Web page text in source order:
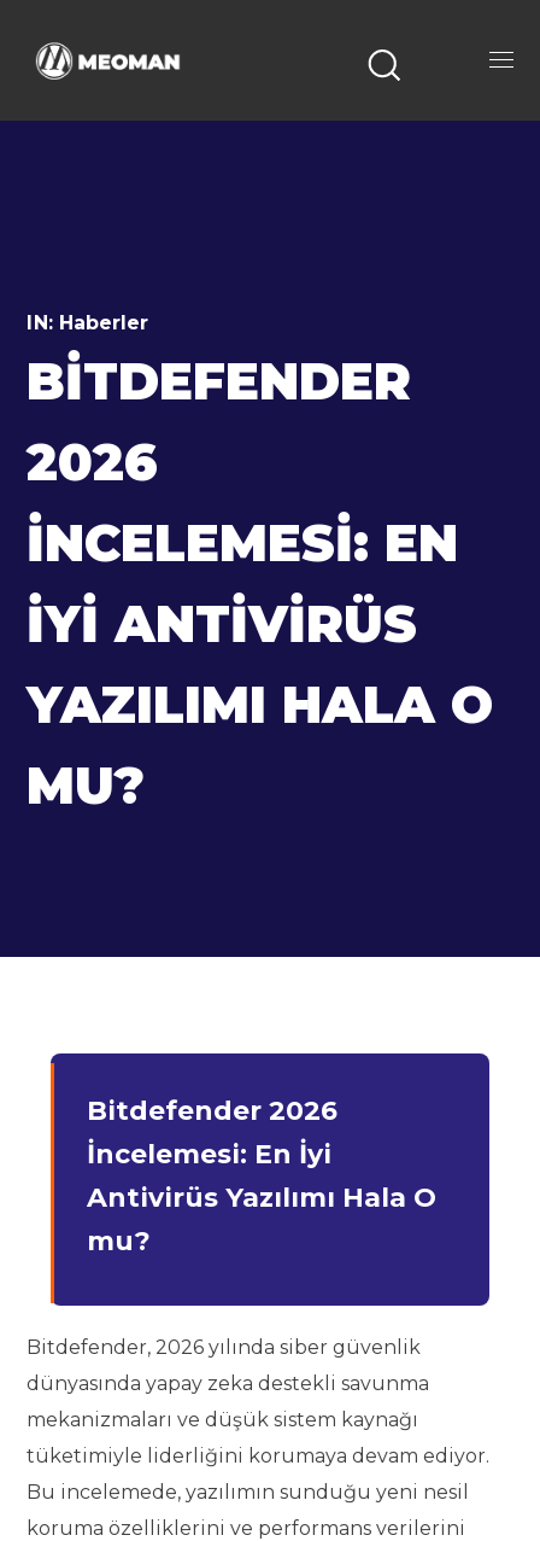
IN: Haberler
BITDEFENDER
2026
İNCELEMESI: EN
İYI ANTIVIRÜS
YAZILIMI HALA O
MU?
Bitdefender 2026
İncelemesi: En İyi
Antivirüs Yazılımı Hala O
mu?
Bitdefender, 2026 yılında siber güvenlik
dünyasında yapay zeka destekli savunma
mekanizmaları ve düşük sistem kaynağı
tüketimiyle liderliğini korumaya devam ediyor.
Bu incelemede, yazılımın sunduğu yeni nesil
koruma özelliklerini ve performans verilerini